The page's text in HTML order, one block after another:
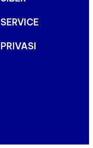
SERVICE
PRIVASI